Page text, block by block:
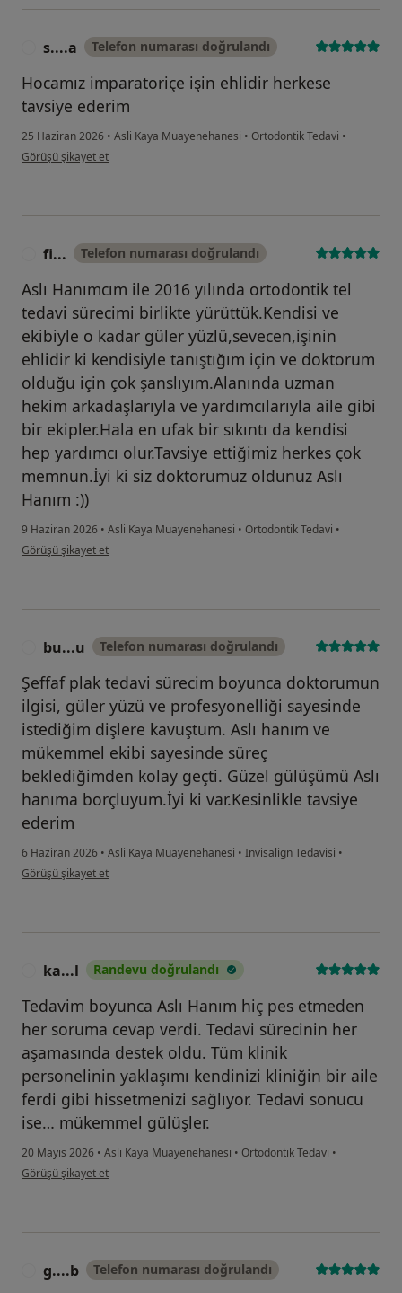
s....a Telefon numarası doğrulandı
Hocamız imparatoriçe işin ehlidir herkese
tavsiye ederim
25 Haziran 2026 • Asli Kaya Muayenehanesi • Ortodontik Tedavi •
kullanıcının görüşüne göre s....a
Görüşü şikayet et
fi... Telefon numarası doğrulandı
Aslı Hanımcım ile 2016 yılında ortodontik tel
tedavi sürecimi birlikte yürüttük.Kendisi ve
ekibiyle o kadar güler yüzlü,sevecen,işinin
ehlidir ki kendisiyle tanıştığım için ve doktorum
olduğu için çok şanslıyım.Alanında uzman
hekim arkadaşlarıyla ve yardımcılarıyla aile gibi
bir ekipler.Hala en ufak bir sıkıntı da kendisi
hep yardımcı olur.Tavsiye ettiğimiz herkes çok
memnun.İyi ki siz doktorumuz oldunuz Aslı
Hanım :))
9 Haziran 2026 • Asli Kaya Muayenehanesi • Ortodontik Tedavi •
kullanıcının görüşüne göre fi...
Görüşü şikayet et
bu...u Telefon numarası doğrulandı
Şeffaf plak tedavi sürecim boyunca doktorumun
ilgisi, güler yüzü ve profesyonelliği sayesinde
istediğim dişlere kavuştum. Aslı hanım ve
mükemmel ekibi sayesinde süreç
beklediğimden kolay geçti. Güzel gülüşümü Aslı
hanıma borçluyum.İyi ki var.Kesinlikle tavsiye
ederim
6 Haziran 2026 • Asli Kaya Muayenehanesi • Invisalign Tedavisi •
kullanıcının görüşüne göre bu...u
Görüşü şikayet et
ka...l Randevu doğrulandı
Tedavim boyunca Aslı Hanım hiç pes etmeden
her soruma cevap verdi. Tedavi sürecinin her
aşamasında destek oldu. Tüm klinik
personelinin yaklaşımı kendinizi kliniğin bir aile
ferdi gibi hissetmenizi sağlıyor. Tedavi sonucu
ise… mükemmel gülüşler.
20 Mayıs 2026 • Asli Kaya Muayenehanesi • Ortodontik Tedavi •
kullanıcının görüşüne göre ka...l
Görüşü şikayet et
g....b Telefon numarası doğrulandı